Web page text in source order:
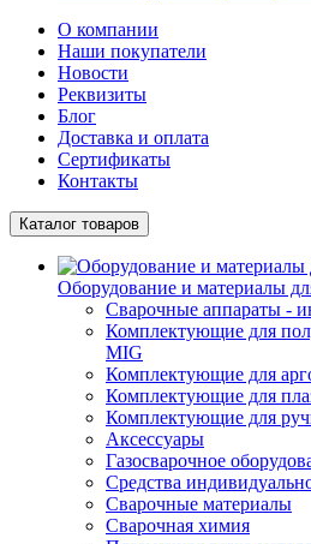
О компании
Наши покупатели
Новости
Реквизиты
Блог
Доставка и оплата
Сертификаты
Контакты
Каталог товаров
Оборудование и материалы
Сварочные аппараты -
Комплектующие для
MIG
Комплектующие для
Комплектующие для
Комплектующие для
Аксессуары
Газосварочное
Средства
Сварочные материалы
Сварочная химия